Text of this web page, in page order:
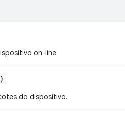
on-line
do dispositivo.